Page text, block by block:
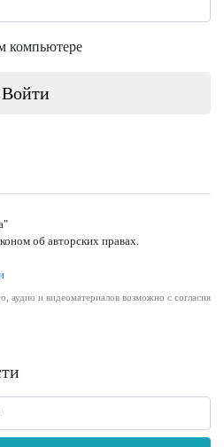
компьютере
об авторских правах.
аудио и видеоматериалов возможно с согласия